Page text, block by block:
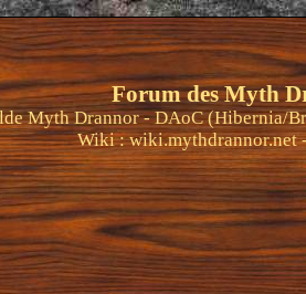
Forum des Myth
Myth Drannor - DAoC (Hibernia/
Wiki :wiki.mythdrannor.net